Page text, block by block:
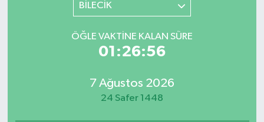
BİLECİK
ÖĞLE VAKTINE KALAN SÜRE
01:26:56
7 Ağustos 2026
24 Safer 1448
Halka Arzlar
Tüm Manşetler